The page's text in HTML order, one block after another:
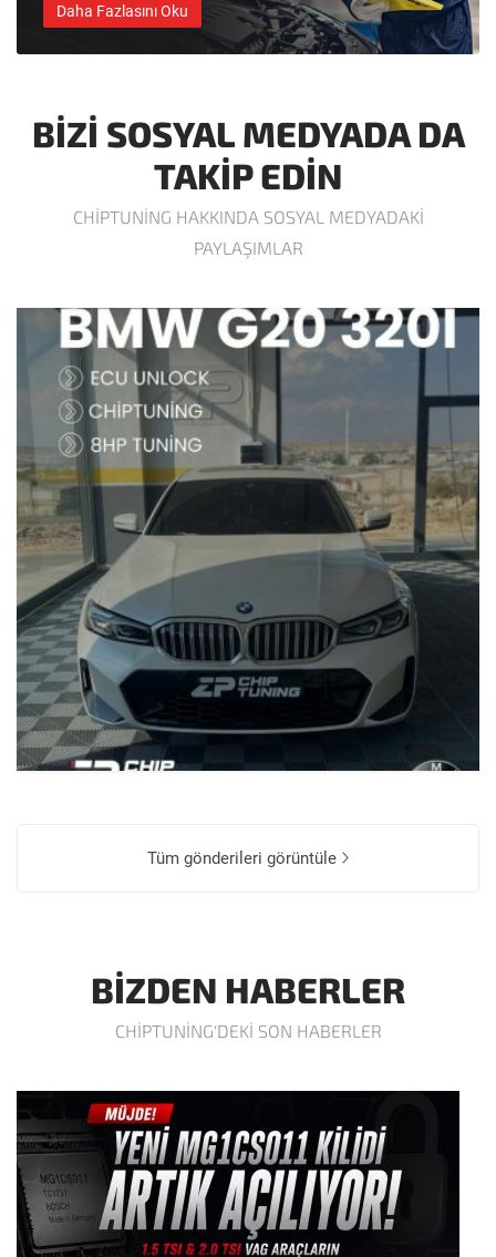
Daha Fazlasını Oku
BIZI SOSYAL MEDYADA DA
TAKIP EDIN
CHIPTUNING HAKKINDA SOSYAL MEDYADAKI
PAYLAŞIMLAR
Tüm gönderileri görüntüle
BIZDEN HABERLER
CHIPTUNING'DEKI SON HABERLER